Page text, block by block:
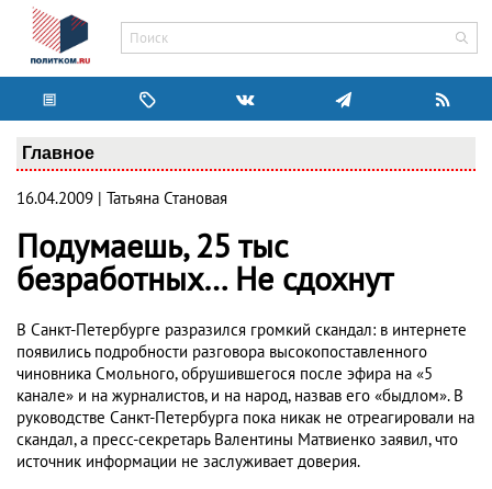
Главное
16.04.2009 | Татьяна Становая
Подумаешь, 25 тыс
безработных… Не сдохнут
В Санкт-Петербурге разразился громкий скандал: в интернете
появились подробности разговора высокопоставленного
чиновника Смольного, обрушившегося после эфира на «5
канале» и на журналистов, и на народ, назвав его «быдлом». В
руководстве Санкт-Петербурга пока никак не отреагировали на
скандал, а пресс-секретарь Валентины Матвиенко заявил, что
источник информации не заслуживает доверия.